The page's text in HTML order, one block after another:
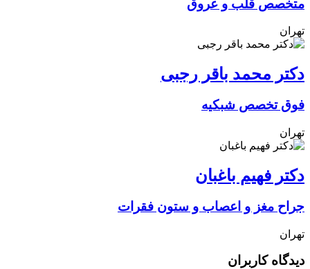
متخصص قلب و عروق
تهران
دکتر محمد باقر رجبی
فوق تخصص شبکیه
تهران
دکتر فهیم باغبان
جراح مغز و اعصاب و ستون فقرات
تهران
دیدگاه کاربران